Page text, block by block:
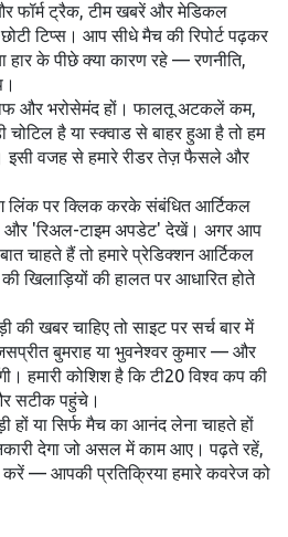
फॉर्म ट्रैक, टीम खबरें और मेडिकल
टिप्स। आप सीधे मैच की रिपोर्ट पढ़कर
के पीछे क्या कारण रहे — रणनीति,
और भरोसेमंद हों। फालतू अटकलें कम,
चोटिल है या स्क्वाड से बाहर हुआ है तो हम
इसी वजह से हमारे रीडर तेज़ फैसले और
लिंक पर क्लिक करके संबंधित आर्टिकल
और 'रिअल-टाइम अपडेट' देखें। अगर आप
चाहते हैं तो हमारे प्रेडिक्शन आर्टिकल
खिलाड़ियों की हालत पर आधारित होते
की खबर चाहिए तो साइट पर सर्च बार में
बुमराह या भुवनेश्वर कुमार — और
हमारी कोशिश है कि टी20 विश्व कप की
सटीक पहुंचे।
हों या सिर्फ मैच का आनंद लेना चाहते हों
देगा जो असल में काम आए। पढ़ते रहें,
— आपकी प्रतिक्रिया हमारे कवरेज को